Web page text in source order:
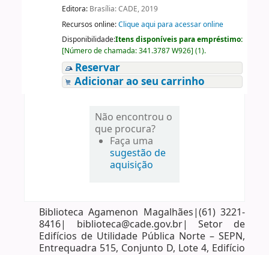
Editora: Brasília: CADE, 2019
Recursos online:Clique aqui para acessar online
Disponibilidade:Itens disponíveis para empréstimo:
[Número de chamada:341.3787 W926] (1).
Reservar
Adicionar ao seu carrinho
Não encontrou o
que procura?
Faça uma
sugestão de
aquisição
Biblioteca Agamenon Magalhães|(61) 3221-
8416| biblioteca@cade.gov.br| Setor de
Edifícios de Utilidade Pública Norte – SEPN,
Entrequadra 515, Conjunto D, Lote 4, Edifício